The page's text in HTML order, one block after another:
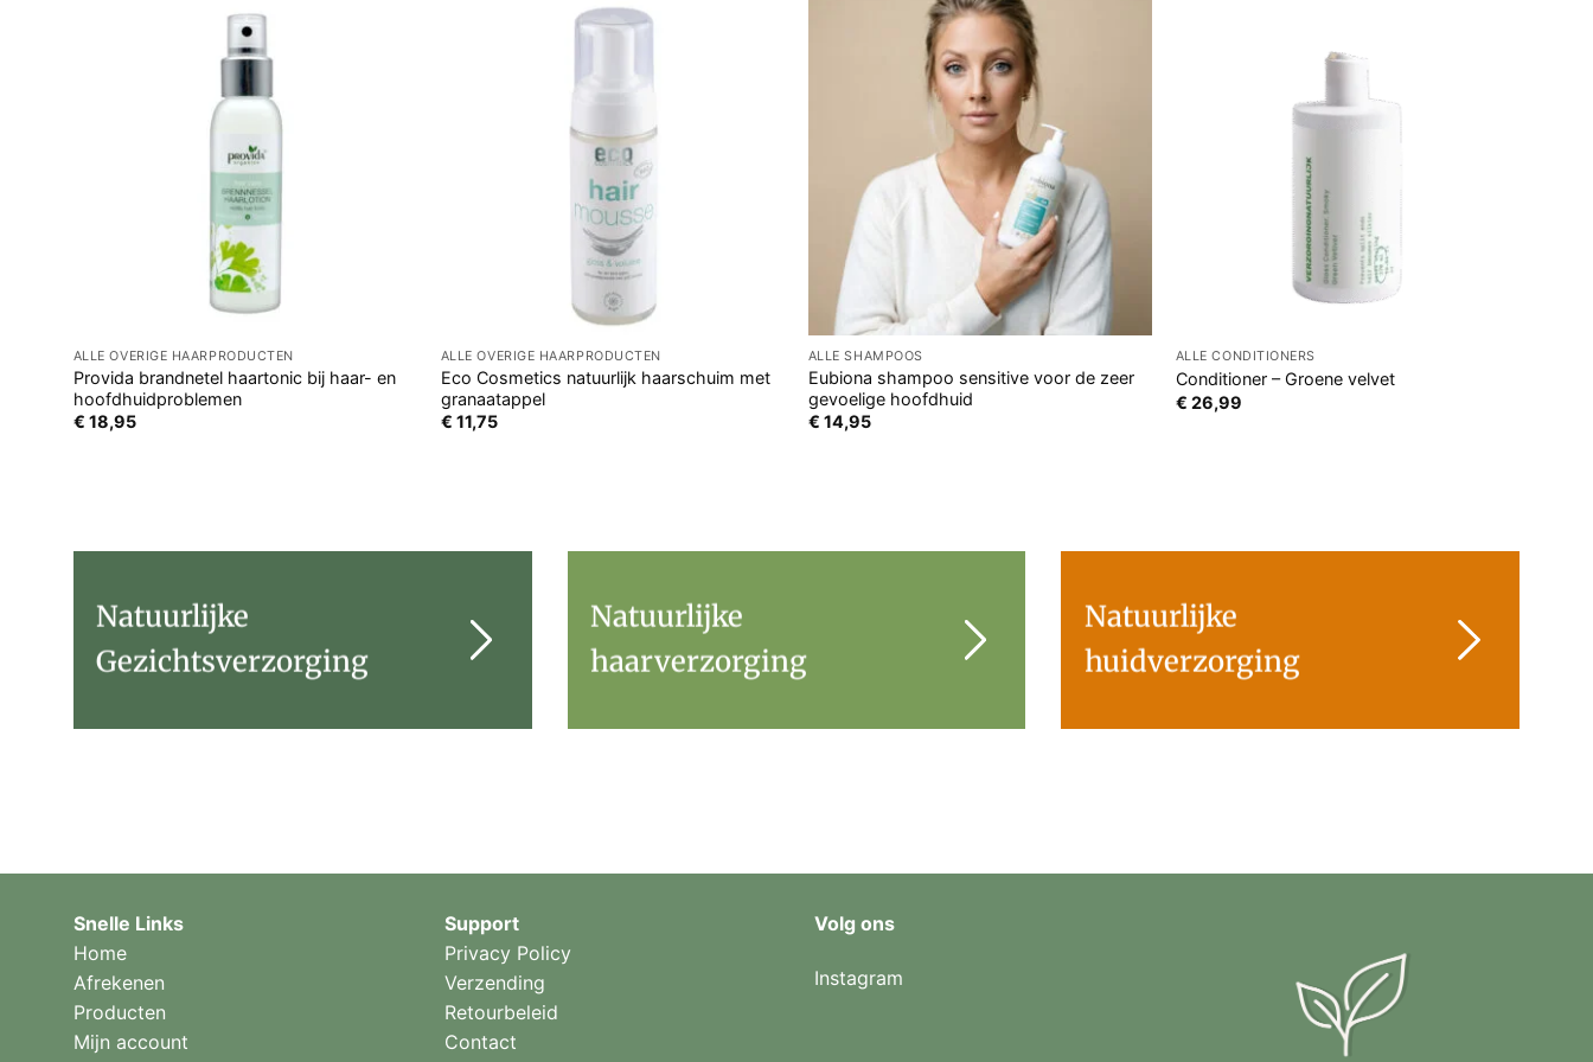
ALLE OVERIGE HAARPRODUCTEN
Provida brandnetel haartonic bij haar- en
hoofdhuidproblemen
€ 18,95
ALLE OVERIGE HAARPRODUCTEN
Eco Cosmetics natuurlijk haarschuim met
granaatappel
€ 11,75
ALLE SHAMPOOS
Eubiona shampoo sensitive voor de zeer
gevoelige hoofdhuid
€ 14,95
ALLE CONDITIONERS
Conditioner – Groene velvet
€ 26,99
Natuurlijke
Gezichtsverzorging
Natuurlijke
haarverzorging
Natuurlijke
huidverzorging
Snelle Links
Home
Afrekenen
Producten
Mijn account
Support
Privacy Policy
Verzending
Retourbeleid
Contact
Volg ons
Instagram